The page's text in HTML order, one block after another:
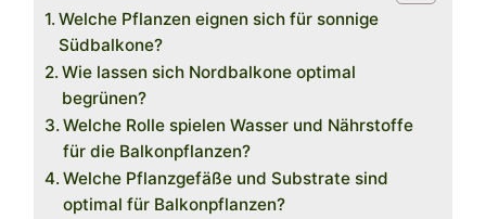
Welche Pflanzen eignen sich für sonnige
Südbalkone?
Wie lassen sich Nordbalkone optimal
begrünen?
Welche Rolle spielen Wasser und Nährstoffe
für die Balkonpflanzen?
Welche Pflanzgefäße und Substrate sind
optimal für Balkonpflanzen?